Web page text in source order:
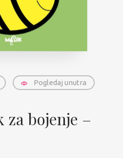
Pogledaj unutra
bojenje –